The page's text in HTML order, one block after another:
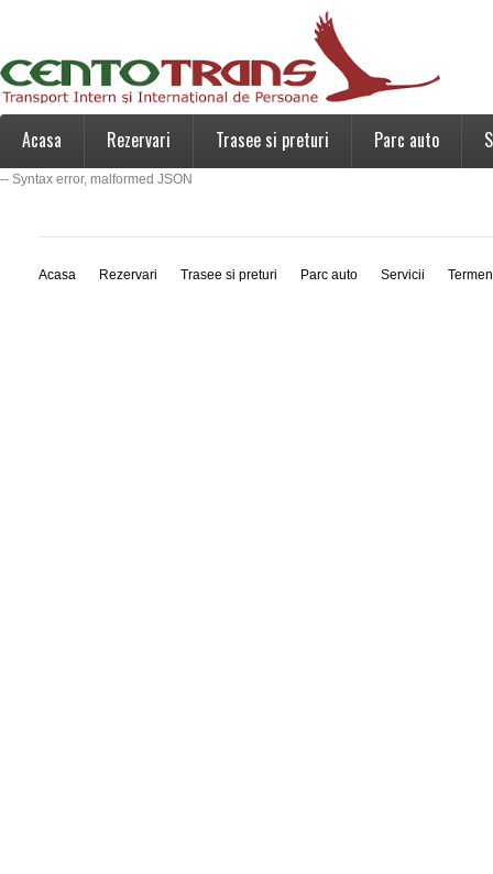
Acasa Rezervari Trasee si preturi Parc auto
-- Syntax error, malformed JSON
Acasa Rezervari Trasee si preturi Parc auto Servicii